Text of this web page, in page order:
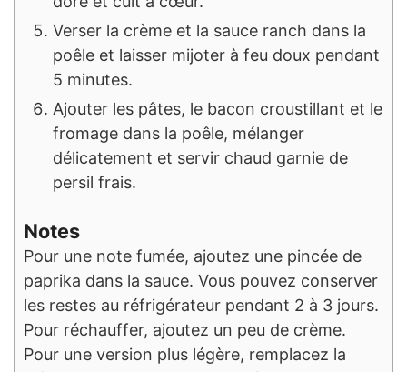
Verser la crème et la sauce ranch dans la
poêle et laisser mijoter à feu doux pendant
5 minutes.
Ajouter les pâtes, le bacon croustillant et le
fromage dans la poêle, mélanger
délicatement et servir chaud garnie de
persil frais.
Notes
Pour une note fumée, ajoutez une pincée de
paprika dans la sauce. Vous pouvez conserver
les restes au réfrigérateur pendant 2 à 3 jours.
Pour réchauffer, ajoutez un peu de crème.
Pour une version plus légère, remplacez la